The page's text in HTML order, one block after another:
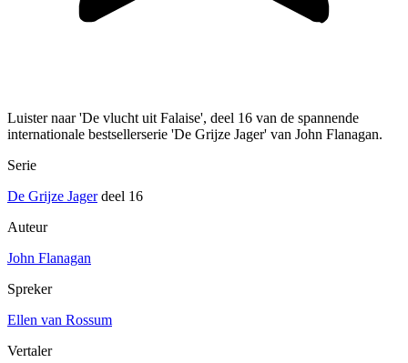
Luister naar 'De vlucht uit Falaise', deel 16 van de spannende
internationale bestsellerserie 'De Grijze Jager' van John Flanagan.
Serie
De Grijze Jagerdeel 16
Auteur
John Flanagan
Spreker
Ellen van Rossum
Vertaler